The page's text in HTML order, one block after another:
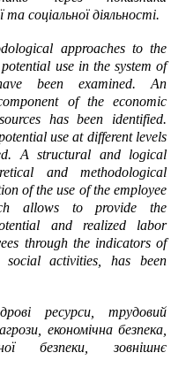
та соціальної діяльності.
approaches to the
use in the system of
been examined. An
of the economic
has been identified.
use at different levels
A structural and logical
and methodological
of the use of the employee
allows to provide the
and realized labor
through the indicators of
activities, has been
ресурси, трудовий
економічна безпека,
безпеки, зовнішнє